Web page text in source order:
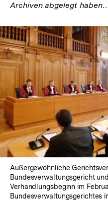
Archiven abgelegt
Außergewöhnliche
Bundesverwaltungsgericht
Verhandlungsbeginn im
Bundesverwaltungsgerichtes